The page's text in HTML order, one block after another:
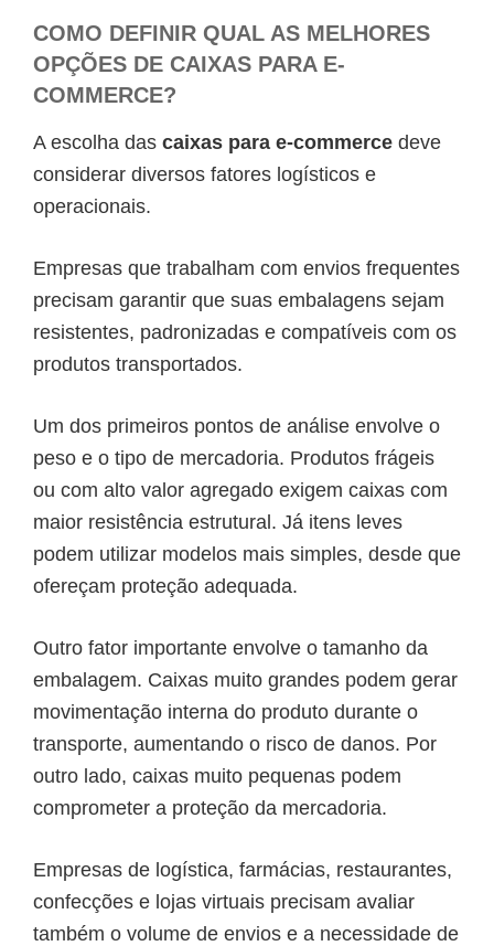
COMO DEFINIR QUAL AS MELHORES
OPÇÕES DE CAIXAS PARA E-
COMMERCE?
A escolha das caixas para e-commerce deve
considerar diversos fatores logísticos e
operacionais.
Empresas que trabalham com envios frequentes
precisam garantir que suas embalagens sejam
resistentes, padronizadas e compatíveis com os
produtos transportados.
Um dos primeiros pontos de análise envolve o
peso e o tipo de mercadoria. Produtos frágeis
ou com alto valor agregado exigem caixas com
maior resistência estrutural. Já itens leves
podem utilizar modelos mais simples, desde que
ofereçam proteção adequada.
Outro fator importante envolve o tamanho da
embalagem. Caixas muito grandes podem gerar
movimentação interna do produto durante o
transporte, aumentando o risco de danos. Por
outro lado, caixas muito pequenas podem
comprometer a proteção da mercadoria.
Empresas de logística, farmácias, restaurantes,
confecções e lojas virtuais precisam avaliar
também o volume de envios e a necessidade de